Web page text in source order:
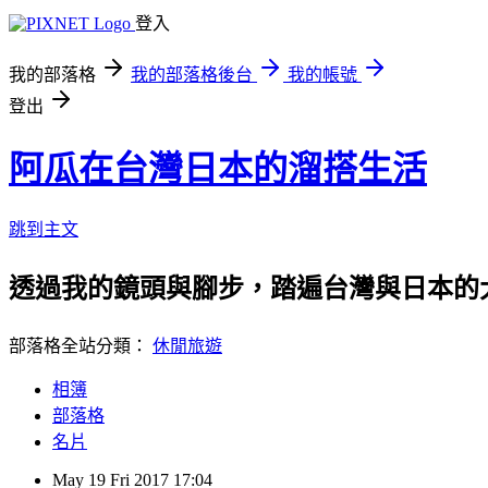
登入
我的部落格 我的部落格後台
我的帳號
登出
阿瓜在台灣日本的溜搭生活
跳到主文
透過我的鏡頭與腳步，踏遍台灣與日本的
部落格全站分類： 休閒旅遊
相簿
部落格
名片
May 19 Fri 2017 17:04